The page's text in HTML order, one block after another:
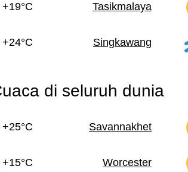
+19°C Tasikmalaya
+24°C Singkawang
di seluruh dunia
+25°C Savannakhet
+15°C Worcester